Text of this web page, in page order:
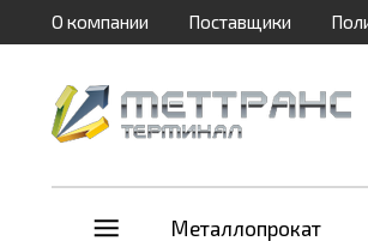
О компании Поставщики
Металлопрокат